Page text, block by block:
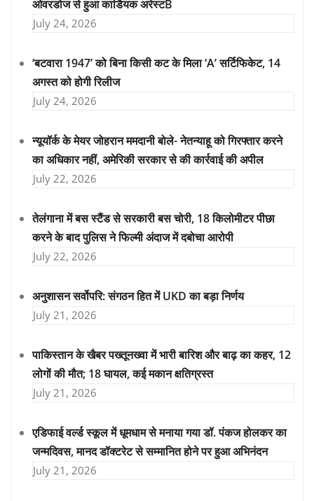
ओवरडोज से हुआ कार्डियक अरेस्टB
July 24, 2026
‘बटवारा 1947’ को बिना किसी कट के मिला ‘A’ सर्टिफिकेट, 14
अगस्त को होगी रिलीज
July 24, 2026
न्यूयॉर्क के मेयर जोहरान ममदानी बोले- नेतन्याहू को गिरफ्तार करने
का अधिकार नहीं, अमेरिकी सरकार से की कार्रवाई की अपील
July 22, 2026
तेलंगाना में बस स्टैंड से सरकारी बस चोरी, 18 किलोमीटर पीछा
करने के बाद पुलिस ने फिल्मी अंदाज में दबोचा आरोपी
July 22, 2026
अनुशासन सर्वोपरि: संगठन हित में UKD का बड़ा निर्णय
July 21, 2026
पाकिस्तान के खैबर पख्तूनख्वा में भारी बारिश और बाढ़ का कहर, 12
लोगों की मौत; 18 घायल, कई मकान क्षतिग्रस्त
July 21, 2026
एडिफाई वर्ल्ड स्कूल में धूमधाम से मनाया गया डॉ. पंकज होलकर का
जन्मदिवस, मानद डॉक्टरेट से सम्मानित होने पर हुआ अभिनंदन
July 21, 2026